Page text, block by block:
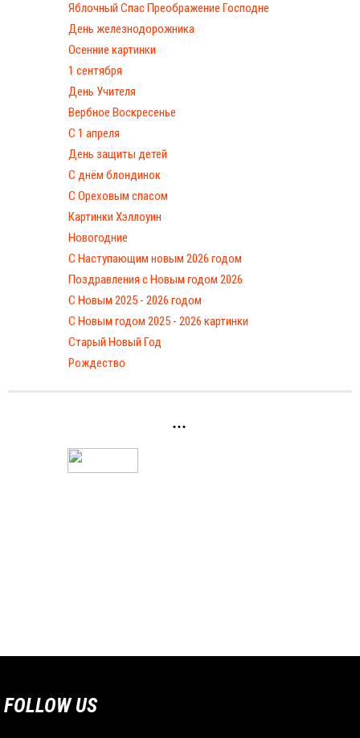
Яблочный Спас Преображение Господне
День железнодорожника
Осенние картинки
1 сентября
День Учителя
Вербное Воскресенье
С 1 апреля
День защиты детей
С днём блондинок
С Ореховым спасом
Картинки Хэллоуин
Новогодние
С Наступающим новым 2026 годом
Поздравления с Новым годом 2026
С Новым 2025 - 2026 годом
C Новым годом 2025 - 2026 картинки
Старый Новый Год
Рождество
...
FOLLOW US